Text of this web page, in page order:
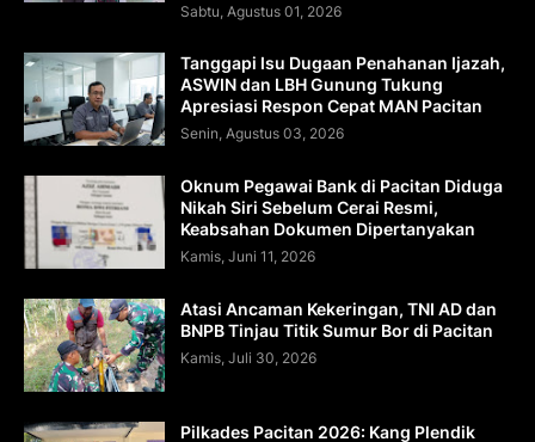
Sabtu, Agustus 01, 2026
Tanggapi Isu Dugaan Penahanan Ijazah,
ASWIN dan LBH Gunung Tukung
Apresiasi Respon Cepat MAN Pacitan
Senin, Agustus 03, 2026
Oknum Pegawai Bank di Pacitan Diduga
Nikah Siri Sebelum Cerai Resmi,
Keabsahan Dokumen Dipertanyakan
Kamis, Juni 11, 2026
Atasi Ancaman Kekeringan, TNI AD dan
BNPB Tinjau Titik Sumur Bor di Pacitan
Kamis, Juli 30, 2026
Pilkades Pacitan 2026: Kang Plendik